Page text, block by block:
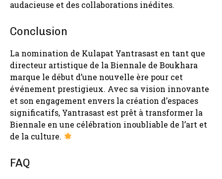
audacieuse et des collaborations inédites.
Conclusion
La nomination de Kulapat Yantrasast en tant que
directeur artistique de la Biennale de Boukhara
marque le début d’une nouvelle ère pour cet
événement prestigieux. Avec sa vision innovante
et son engagement envers la création d’espaces
significatifs, Yantrasast est prêt à transformer la
Biennale en une célébration inoubliable de l’art et
de la culture.
FAQ